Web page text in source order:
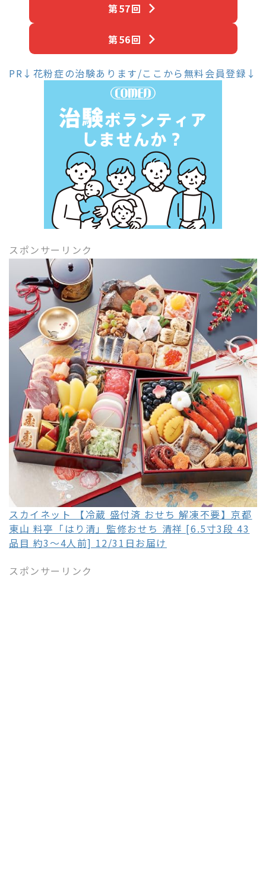
第57回
第56回
PR↓花粉症の治験あります/ここから無料会員登録↓
スポンサーリンク
スカイネット 【冷蔵 盛付済 おせち 解凍不要】京都
東山 料亭「はり清」監修おせち 清祥 [6.5寸3段 43
品目 約3～4人前] 12/31日お届け
スポンサーリンク